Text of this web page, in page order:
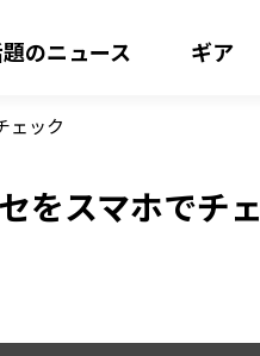
のニュース ギア
ェック
をスマホでチェ